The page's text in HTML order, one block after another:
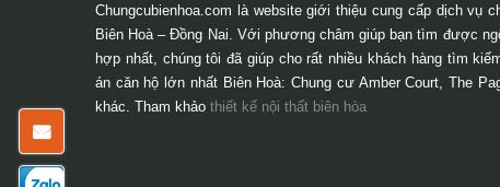
Chungcubienhoa.com là website giới thiệu cung cấp dịch vụ
Biên Hoà – Đồng Nai. Với phương châm giúp bạn tìm được
hợp nhất, chúng tôi đã giúp cho rất nhiều khách hàng tìm
án căn hộ lớn nhất Biên Hoà: Chung cư Amber Court, The
khác. Tham khảo thiết kế nội thất biên hòa